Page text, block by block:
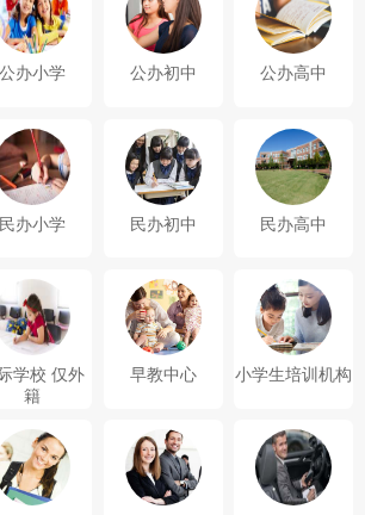
公办小学 公办初中 公办高中
民办小学 民办初中 民办高中
学校 仅外
籍
早教中心 小学生培训机构